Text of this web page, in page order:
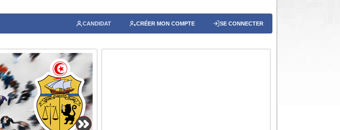
CANDIDAT CRÉER MON COMPTE SE CONNECTER